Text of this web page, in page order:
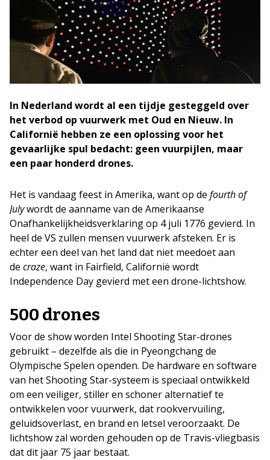
In Nederland wordt al een tijdje gesteggeld over
het verbod op vuurwerk met Oud en Nieuw. In
Californië hebben ze een oplossing voor het
gevaarlijke spul bedacht: geen vuurpijlen, maar
een paar honderd drones.
Het is vandaag feest in Amerika, want op de fourth of
Julywordt de aanname van de Amerikaanse
Onafhankelijkheidsverklaring op 4 juli 1776 gevierd. In
heel de VS zullen mensen vuurwerk afsteken. Er is
echter een deel van het land dat niet meedoet aan
de craze, want in Fairfield, Californië wordt
Independence Day gevierd met een drone-lichtshow.
500 drones
Voor de show worden Intel Shooting Star-drones
gebruikt – dezelfde als die in Pyeongchang de
Olympische Spelen openden. De hardware en software
van het Shooting Star-systeem is speciaal ontwikkeld
om een veiliger, stiller en schoner alternatief te
ontwikkelen voor vuurwerk, dat rookvervuiling,
geluidsoverlast, en brand en letsel veroorzaakt. De
lichtshow zal worden gehouden op de Travis-vliegbasis
dat dit jaar 75 jaar bestaat.